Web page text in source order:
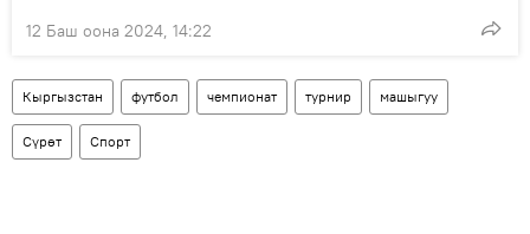
12 Баш оона 2024, 14:22
Кыргызстан футбол чемпионат турнир машыгуу
Сүрөт Спорт